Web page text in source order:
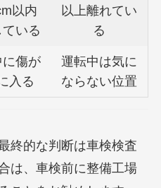
以内
いる
以上離れてい
る
傷が
入る
運転中は気に
ならない位置
終的な判断は車検検査
は、車検前に整備工場